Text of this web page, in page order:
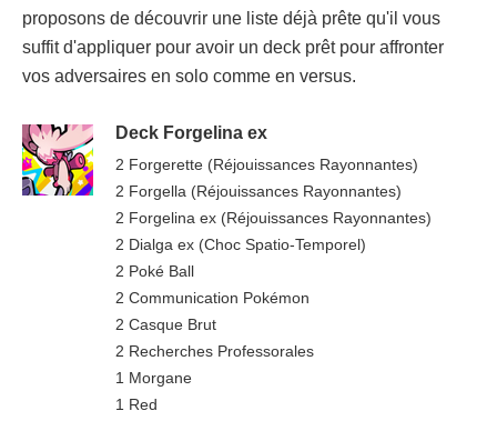
proposons de découvrir une liste déjà prête qu'il vous
suffit d'appliquer pour avoir un deck prêt pour affronter
vos adversaires en solo comme en versus.
Deck Forgelina ex
2 Forgerette (Réjouissances Rayonnantes)
2 Forgella (Réjouissances Rayonnantes)
2 Forgelina ex (Réjouissances Rayonnantes)
2 Dialga ex (Choc Spatio-Temporel)
2 Poké Ball
2 Communication Pokémon
2 Casque Brut
2 Recherches Professorales
1 Morgane
1 Red